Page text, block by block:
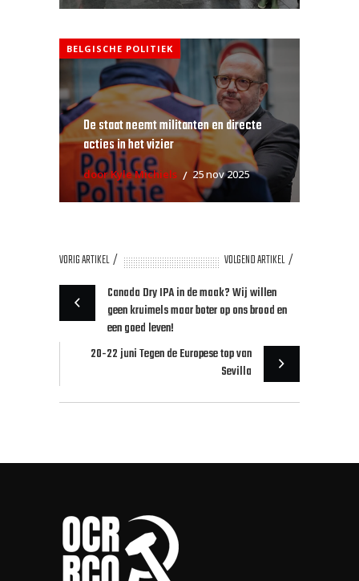
BELGISCHE POLITIEK
De staat neemt militanten en directe
acties in het vizier
door Kyle Michiels 25 nov 2025
VORIG ARTIKEL
VOLGEND ARTIKEL
Canada Dry IPA in de maak? Wij willen
geen kruimels maar boter op ons brood en
een goed leven!
20-22 juni Tegen de Europese top van
Sevilla